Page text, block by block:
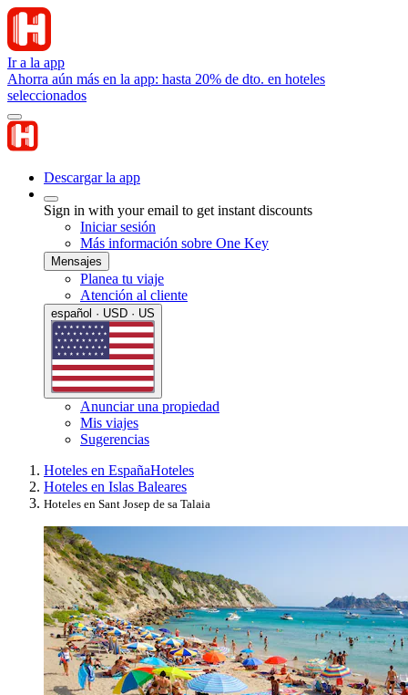
Ir a la app
Ahorra aún más en la app: hasta 20% de dto. en hoteles
seleccionados
Descargar la app
Sign in with your email to get instant discounts
Iniciar sesión
Más información sobre One Key
Mensajes
Planea tu viaje
Atención al cliente
español · USD · US
Anunciar una propiedad
Mis viajes
Sugerencias
Hoteles en EspañaHoteles
Hoteles en Islas Baleares
Hoteles en Sant Josep de sa Talaia